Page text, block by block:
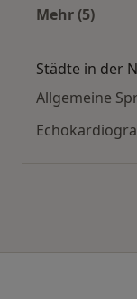
Mehr (5)
Städte in der
Allgemeine